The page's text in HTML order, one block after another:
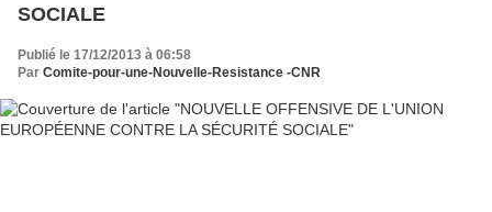
SOCIALE
Publié le 17/12/2013 à 06:58
Par Comite-pour-une-Nouvelle-Resistance -CNR